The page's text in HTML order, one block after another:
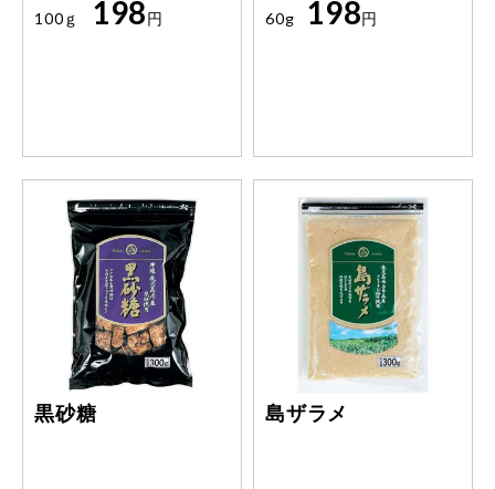
は花椒にこだわりました。
100ｇ 198円
せるだけで簡単においしい
60g 198円
黒砂糖 島ザラメ